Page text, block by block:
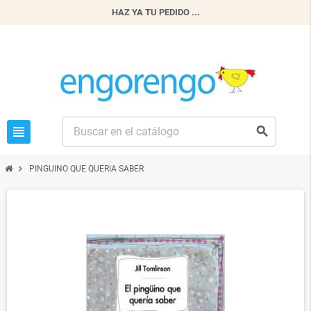
HAZ YA TU PEDIDO ...
view_headline search
chevron_right PINGUINO QUE QUERIA SABER